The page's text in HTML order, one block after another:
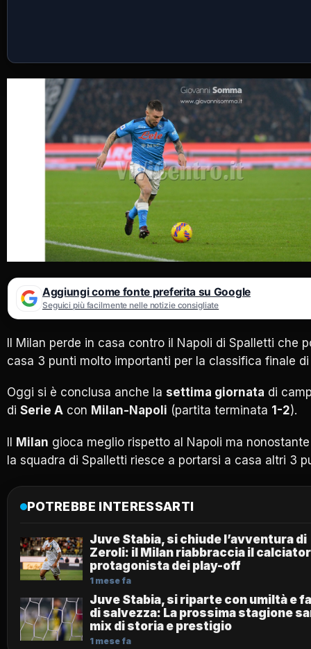
Aggiungi come fonte preferita su Google
Seguici più facilmente nelle notizie consigliate
Il Milan perde in casa contro il Napoli di Spalletti che
casa 3 punti molto importanti per la classifica finale di
Oggi si è conclusa anche la settima giornata di
di Serie A con Milan-Napoli (partita terminata 1-2).
Il Milan gioca meglio rispetto al Napoli ma
la squadra di Spalletti riesce a portarsi a casa altri 3
POTREBBE INTERESSARTI
Juve Stabia, si chiude l’avventura di
Zeroli: il Milan riabbraccia il
protagonista dei play-off
1 mese fa
Juve Stabia, si riparte con umiltà e
di salvezza: La prossima stagione
mix di storia e prestigio
1 mese fa